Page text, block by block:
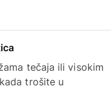
tečaja ili visokim
trošite u